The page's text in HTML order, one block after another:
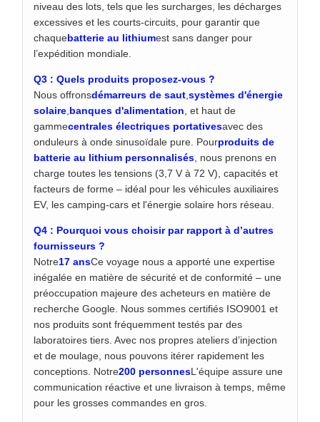
niveau des lots, tels que les surcharges, les décharges
excessives et les courts-circuits, pour garantir que
chaquebatterie au lithiumest sans danger pour
l’expédition mondiale.
Q3 : Quels produits proposez-vous ?
Nous offronsdémarreurs de saut systèmes d'énergie
solaire banques d'alimentation , et haut de
gammecentrales électriques portativesavec des
onduleurs à onde sinusoïdale pure. Pourproduits de
batterie au lithium personnalisés , nous prenons en
charge toutes les tensions (3,7 V à 72 V), capacités et
facteurs de forme – idéal pour les véhicules auxiliaires
EV, les camping-cars et l'énergie solaire hors réseau.
Q4 : Pourquoi vous choisir par rapport à d’autres
fournisseurs ?
Notre17 ansCe voyage nous a apporté une expertise
inégalée en matière de sécurité et de conformité – une
préoccupation majeure des acheteurs en matière de
recherche Google. Nous sommes certifiés ISO9001 et
nos produits sont fréquemment testés par des
laboratoires tiers. Avec nos propres ateliers d’injection
et de moulage, nous pouvons itérer rapidement les
conceptions. Notre200 personnesL'équipe assure une
communication réactive et une livraison à temps, même
pour les grosses commandes en gros.